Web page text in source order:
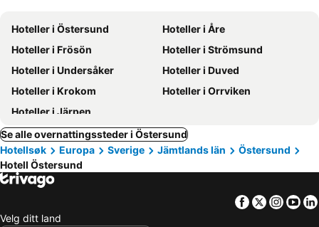
Hoteller i Östersund
Hoteller i Åre
Hoteller i Frösön
Hoteller i Strömsund
Hoteller i Undersåker
Hoteller i Duved
Hoteller i Krokom
Hoteller i Orrviken
Hoteller i Järpen
Se alle overnattingssteder i Östersund
Hotellsøk
Europa Sverige Jämtlands län
Östersund
Hotell Östersund
Facebook
Twitter
Velg ditt land